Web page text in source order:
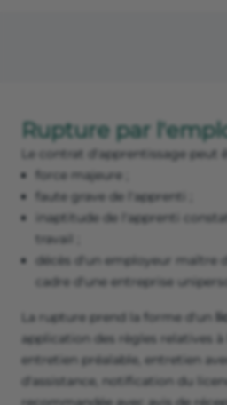
Rupture par
Le contrat d'apprentissage peut
force majeure ;
faute grave de l'apprenti ;
inaptitude de l'apprenti
travail ;
décès d'un employeur maître
cadre d'une entreprise
La rupture prend la forme d'un
application des règles relatives
entretien préalable, entretien
d'assistance, notification du